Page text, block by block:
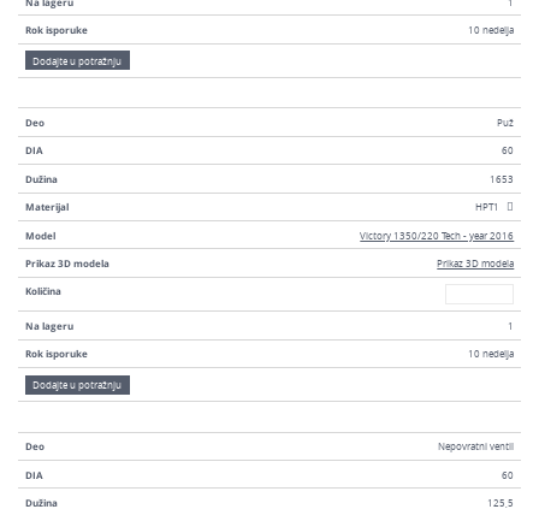
Rok isporuke 10 nedelja
Dodajte u potražnju
Deo Puž
DIA 60
Dužina 1653
Materijal HPT1
Model Victory 1350/220 Tech - year 2016
Prikaz 3D modela Prikaz 3D modela
Količina
Na lageru 1
Rok isporuke 10 nedelja
Dodajte u potražnju
Deo Nepovratni ventil
DIA 60
Dužina 125,5